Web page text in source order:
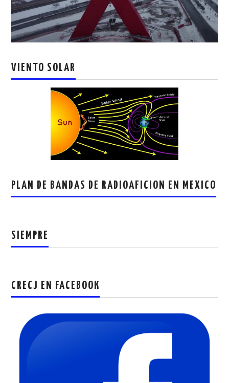
VIENTO SOLAR
PLAN DE BANDAS DE RADIOAFICION EN MEXICO
SIEMPRE
CRECJ EN FACEBOOK